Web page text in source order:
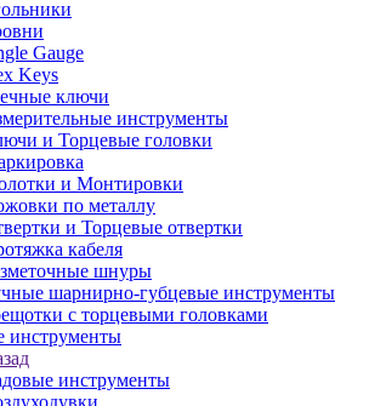
Gauge
Keys
ключи
инструменты
и Торцевые головки
и Монтировки
по металлу
и Торцевые отвертки
кабеля
шнуры
шарнирно-губцевые инструменты
с торцевыми головками
инструменты
инструменты